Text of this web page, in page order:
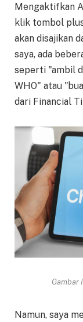
Mengaktifkan
klik tombol
akan disajikan
saya, ada
seperti "ambil
WHO" atau
dari Financial
Gambar
Namun, saya